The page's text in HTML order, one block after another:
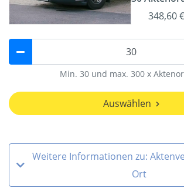
348,60 €
Min. 30 und max. 300 x
Auswählen
Weitere Informationen zu:
Ort